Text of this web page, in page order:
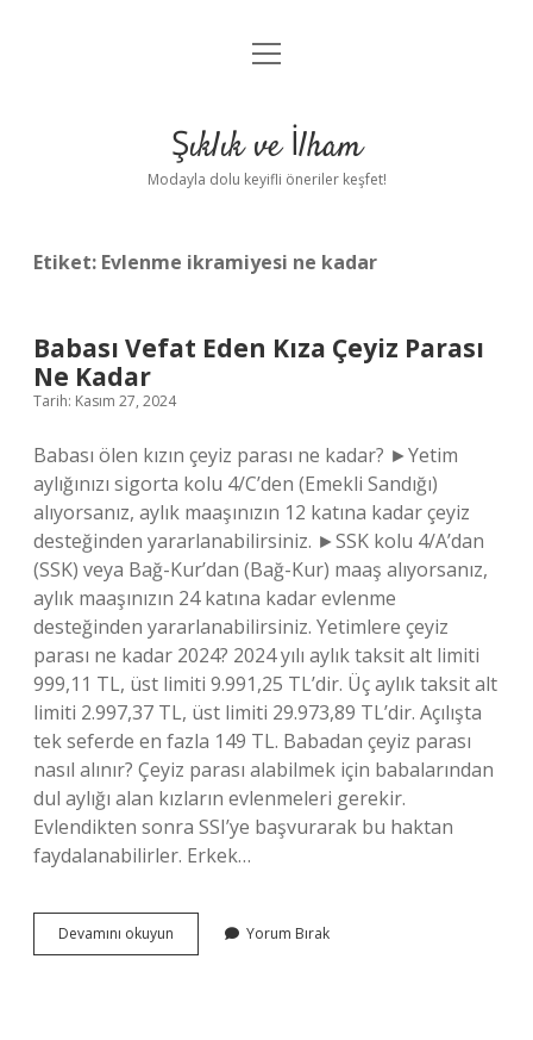
Anasayfa
Yasal Uyarı
menüyü
Şıklık ve İlham
Modayla dolu keyifli öneriler keşfet!
Etiket: Evlenme ikramiyesi ne kadar
Babası Vefat Eden Kıza Çeyiz Parası
Ne Kadar
Tarih: Kasım 27, 2024
Babası ölen kızın çeyiz parası ne kadar? ►Yetim
aylığınızı sigorta kolu 4/C’den (Emekli Sandığı)
alıyorsanız, aylık maaşınızın 12 katına kadar çeyiz
desteğinden yararlanabilirsiniz. ►SSK kolu 4/A’dan
(SSK) veya Bağ-Kur’dan (Bağ-Kur) maaş alıyorsanız,
aylık maaşınızın 24 katına kadar evlenme
desteğinden yararlanabilirsiniz. Yetimlere çeyiz
parası ne kadar 2024? 2024 yılı aylık taksit alt limiti
999,11 TL, üst limiti 9.991,25 TL’dir. Üç aylık taksit alt
limiti 2.997,37 TL, üst limiti 29.973,89 TL’dir. Açılışta
tek seferde en fazla 149 TL. Babadan çeyiz parası
nasıl alınır? Çeyiz parası alabilmek için babalarından
dul aylığı alan kızların evlenmeleri gerekir.
Evlendikten sonra SSI’ye başvurarak bu haktan
faydalanabilirler. Erkek…
Devamını okuyun
Vefat
Yorum Bırak